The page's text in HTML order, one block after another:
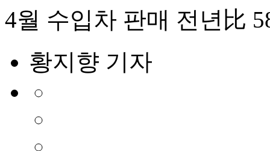
4월 수입차 판매 전년比
황지향 기자